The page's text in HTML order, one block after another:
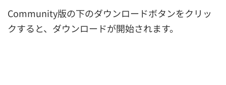
Community版の下のダウンロードボタンをクリッ
クすると、ダウンロードが開始されます。